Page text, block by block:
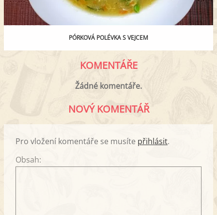
PÓRKOVÁ POLÉVKA S VEJCEM
KOMENTÁŘE
Žádné komentáře.
NOVÝ KOMENTÁŘ
Pro vložení komentáře se musíte přihlásit.
Obsah: